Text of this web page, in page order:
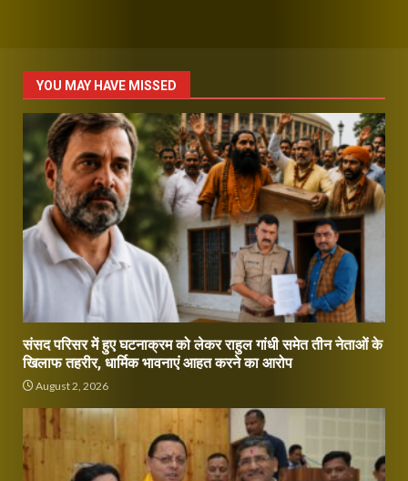
YOU MAY HAVE MISSED
संसद परिसर में हुए घटनाक्रम को लेकर राहुल गांधी समेत तीन नेताओं के
खिलाफ तहरीर, धार्मिक भावनाएं आहत करने का आरोप
August 2, 2026